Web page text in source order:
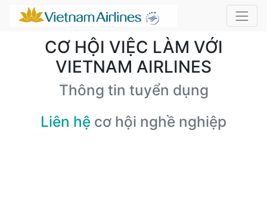
CƠ HỘI VIỆC LÀM VỚI
VIETNAM AIRLINES
Thông tin tuyển dụng
Liên hệ cơ hội nghề nghiệp